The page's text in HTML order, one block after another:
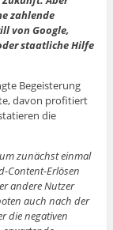
zahlende
von Google,
staatliche Hilfe
Begeisterung
davon profitiert
die
zunächst einmal
Content-Erlösen
andere Nutzer
auch nach der
die negativen